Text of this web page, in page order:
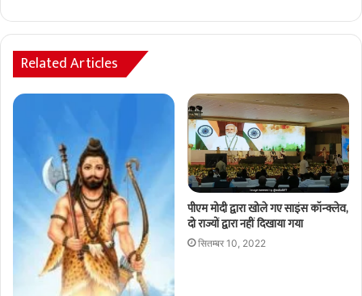
Related Articles
पीएम मोदी द्वारा खोले गए साइंस कॉन्क्लेव,
दो राज्यों द्वारा नहीं दिखाया गया
सितम्बर 10, 2022